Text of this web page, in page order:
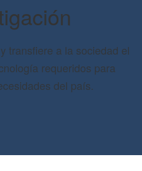
transfiere a la sociedad el
requeridos para
del país.